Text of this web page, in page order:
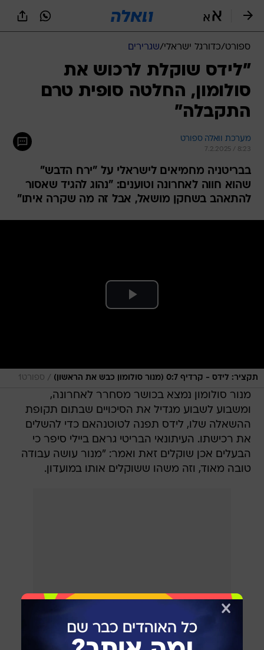
ספורט/כדורגל ישראלי/שגרירים
"לידס שוקלת לרכוש את
סולומון, החלטה סופית טרם
התקבלה"
מערכת וואלה ספורט
7.2.2025 / 8:23
בבריטניה מחמיאים לישראלי על "ירח הדבש"
שהוא חווה לאחרונה וטוענים: "נהוג להגיד שאסור
להתאהב בשחקן מושאל, אבל זה מה שקרה איתו"
תקציר: לידס - קרדיף 0:7 (מנור סולומון כבש את הראשון) / ספורט1
מנור סולומון נמצא בכושר מסחרר לאחרונה,
ומשבוע לשבוע מגדיל את הסיכויים שבתום תקופת
ההשאלה שלו, לידס תפנה לטוטנהאם כדי להשלים
את רכישתו. העיתונאי הבריטי גראם ביילי סיפר כי
הבעלים אכן שוקלים זאת ואמר: "מנור עושה עבודה
טובה מאוד, וזה משהו ששוקלים אותו במועדון.